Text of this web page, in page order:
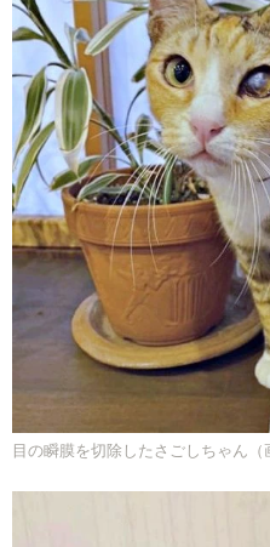
目の瞬膜を切除したさごしちゃん（